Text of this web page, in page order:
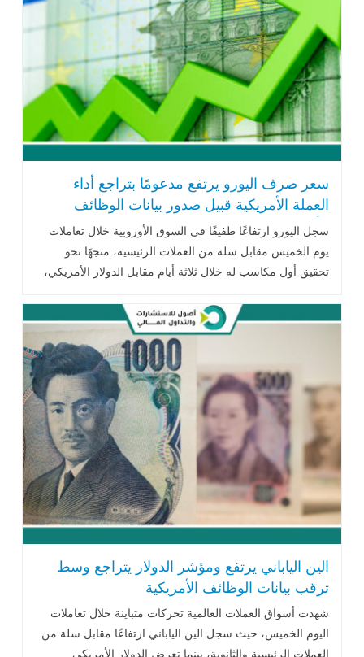
سعر صرف اليورو يرتفع مدعومًا بتراجع أداء
العملة الأمريكية قبيل صدور بيانات الوظائف
الأمريكية
سجل اليورو ارتفاعًا طفيفًا في السوق الأوروبية خلال تعاملات
يوم الخميس مقابل سلة من العملات الرئيسية، متجهًا نحو
تحقيق أول مكاسب له خلال ثلاثة أيام مقابل الدولار الأمريكي،
الين الياباني يرتفع ومؤشر الدولار يتراجع وسط
ترقب بيانات الوظائف الأمريكية
شهدت أسواق العملات العالمية تحركات متباينة خلال تعاملات
اليوم الخميس، حيث سجل الين الياباني ارتفاعًا مقابل سلة من
العملات الرئيسية والثانوية، بينما تعرض الدولار الأمريكي